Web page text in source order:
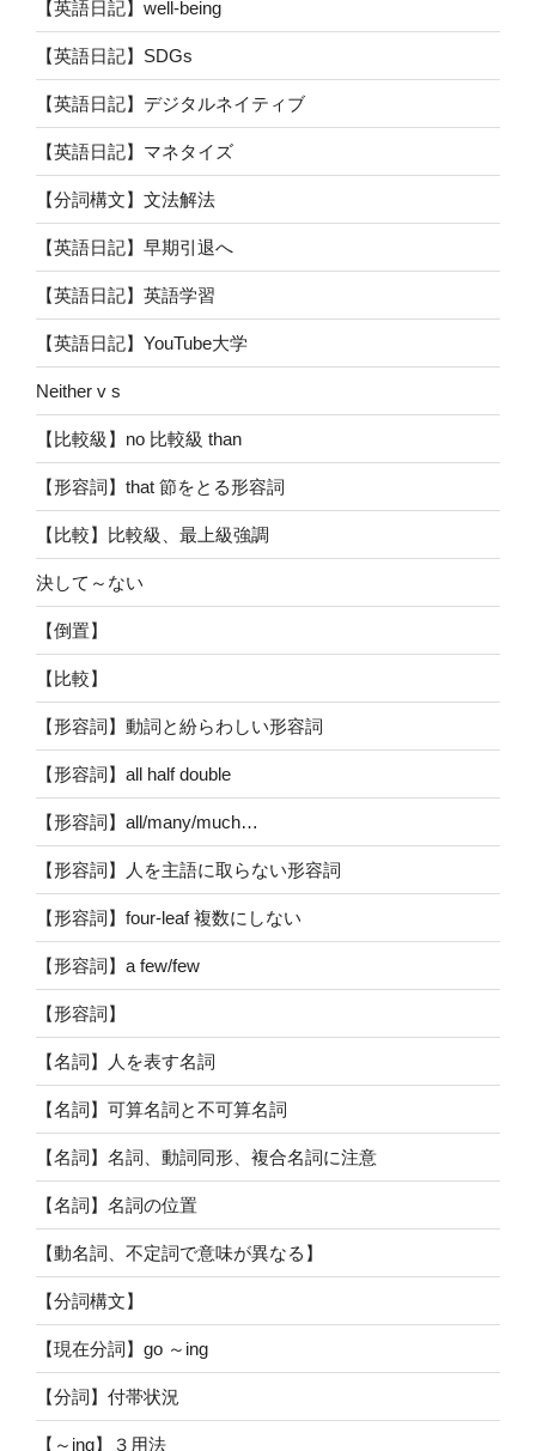
【英語日記】well-being
【英語日記】SDGs
【英語日記】デジタルネイティブ
【英語日記】マネタイズ
【分詞構文】文法解法
【英語日記】早期引退へ
【英語日記】英語学習
【英語日記】YouTube大学
Neither v s
【比較級】no 比較級 than
【形容詞】that 節をとる形容詞
【比較】比較級、最上級強調
決して～ない
【倒置】
【比較】
【形容詞】動詞と紛らわしい形容詞
【形容詞】all half double
【形容詞】all/many/much…
【形容詞】人を主語に取らない形容詞
【形容詞】four-leaf 複数にしない
【形容詞】a few/few
【形容詞】
【名詞】人を表す名詞
【名詞】可算名詞と不可算名詞
【名詞】名詞、動詞同形、複合名詞に注意
【名詞】名詞の位置
【動名詞、不定詞で意味が異なる】
【分詞構文】
【現在分詞】go ～ing
【分詞】付帯状況
【～ing】３用法